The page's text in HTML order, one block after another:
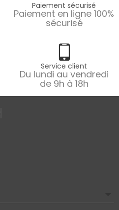
Paiement sécurisé
Paiement en ligne 100%
sécurisé
Service client
Du lundi au vendredi
de 9h à 18h